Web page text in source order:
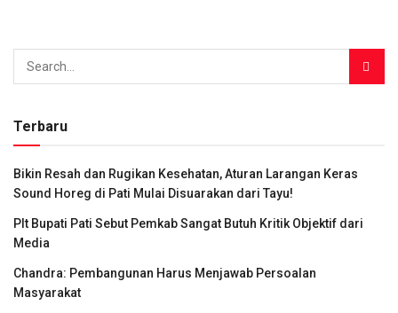
Terbaru
Bikin Resah dan Rugikan Kesehatan, Aturan Larangan Keras
Sound Horeg di Pati Mulai Disuarakan dari Tayu!
Plt Bupati Pati Sebut Pemkab Sangat Butuh Kritik Objektif dari
Media
Chandra: Pembangunan Harus Menjawab Persoalan
Masyarakat